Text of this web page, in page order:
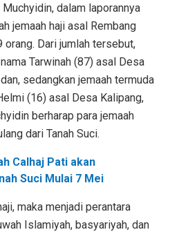
dalam laporannya
jemaah haji asal Rembang
Dari jumlah tersebut,
Tarwinah (87) asal Desa
sedangkan jemaah termuda
(16) asal Desa Kalipang,
berharap para jemaah
dari Tanah Suci.
Calhaj Pati akan
Suci Mulai 7 Mei
maka menjadi perantara
Islamiyah, basyariyah, dan